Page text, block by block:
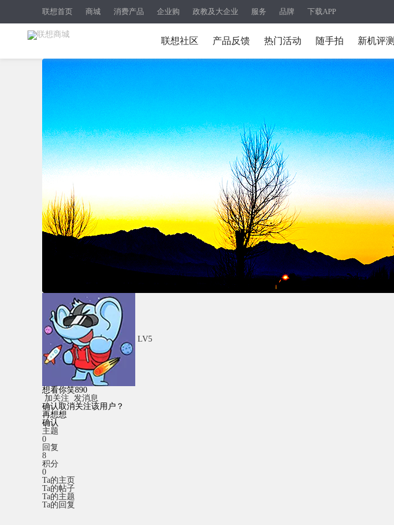
联想首页 商城 消费产品 企业购 政教及大企业 服务 品牌 下载APP
联想社区 产品反馈 热门活动 随手拍 新机评测
LV5
想看你笑890
加关注 发消息
确认取消关注该用户？
再想想
确认
主题
0
回复
8
积分
0
Ta的主页
Ta的帖子
Ta的主题
Ta的回复